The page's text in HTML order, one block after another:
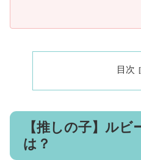
目次
【推しの子】ル
は？